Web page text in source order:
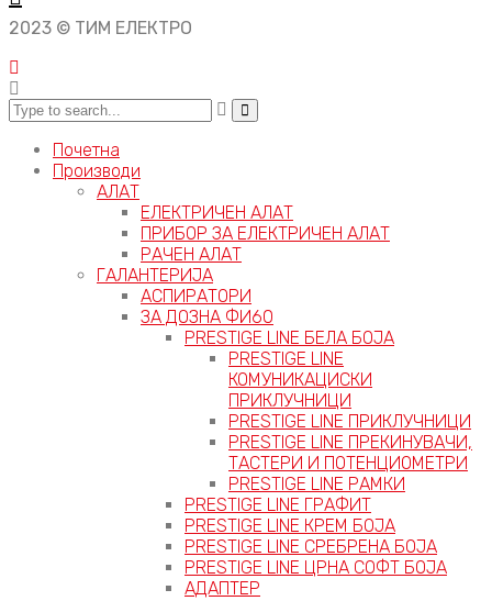
2023 © ТИМ ЕЛЕКТРО
Почетна
Производи
АЛАТ
ЕЛЕКТРИЧЕН АЛАТ
ПРИБОР ЗА ЕЛЕКТРИЧЕН АЛАТ
РАЧЕН АЛАТ
ГАЛАНТЕРИЈА
АСПИРАТОРИ
ЗА ДОЗНА ФИ60
PRESTIGE LINE БЕЛА БОЈА
PRESTIGE LINE
КОМУНИКАЦИСКИ
ПРИКЛУЧНИЦИ
PRESTIGE LINE ПРИКЛУЧНИЦИ
PRESTIGE LINE ПРЕКИНУВАЧИ,
ТАСТЕРИ И ПОТЕНЦИОМЕТРИ
PRESTIGE LINE РАМКИ
PRESTIGE LINE ГРАФИТ
PRESTIGE LINE КРЕМ БОЈА
PRESTIGE LINE СРЕБРЕНА БОЈА
PRESTIGE LINE ЦРНА СОФТ БОЈА
АДАПТЕР